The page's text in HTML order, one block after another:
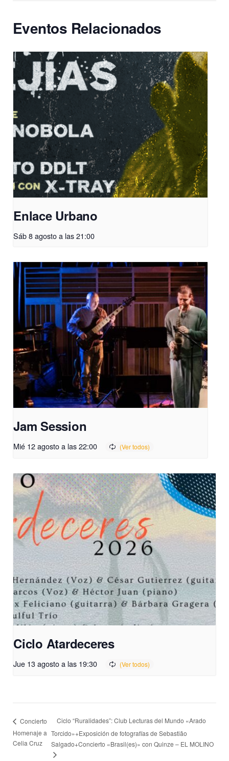
Eventos Relacionados
Enlace Urbano
Sáb 8 agosto a las 21:00
Jam Session
Mié 12 agosto a las 22:00
Ciclo Atardeceres
Jue 13 agosto a las 19:30
Concierto
Homenaje a
Celia Cruz
Ciclo “Ruralidades”: Club Lecturas del Mundo «Arado
Torcido»+Exposición de fotografías de Sebastião
Salgado+Concierto «Brasil(es)» con Quinze – EL MOLINO